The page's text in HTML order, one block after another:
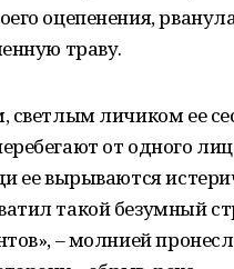
оцепенения,
траву.
светлым личиком ее
от одного
ее вырываются
такой безумный
– молнией